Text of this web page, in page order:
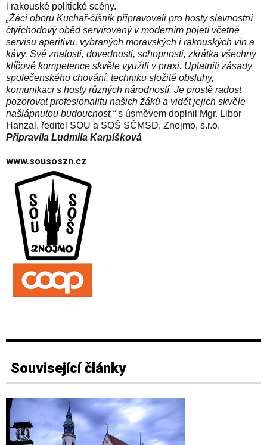
i rakouské politické scény.
„Žáci oboru Kuchař-číšník připravovali pro hosty slavnostní
čtyřchodový oběd servírovaný v moderním pojetí včetně
servisu aperitivu, vybraných moravských i rakouských vín a
kávy. Své znalosti, dovednosti, schopnosti, zkrátka všechny
klíčové kompetence skvěle využili v praxi. Uplatnili zásady
společenského chování, techniku složité obsluhy,
komunikaci s hosty různých národností. Je prostě radost
pozorovat profesionalitu našich žáků a vidět jejich skvěle
našlápnutou budoucnost,“s úsměvem doplnil Mgr. Libor
Hanzal, ředitel SOU a SOŠ SČMSD, Znojmo, s.r.o.
Připravila Ludmila Karpíšková
www.sousoszn.cz
Související články